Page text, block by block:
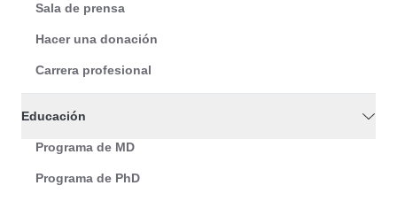
Sala de prensa
Hacer una donación
Carrera profesional
Educación
Programa de MD
Programa de PhD